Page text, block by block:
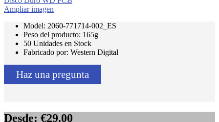
Ampliar imagen
Model: 2060-771714-002_ES
Peso del producto: 165g
50 Unidades en Stock
Fabricado por: Western Digital
Haz una pregunta
Desde: €29.00